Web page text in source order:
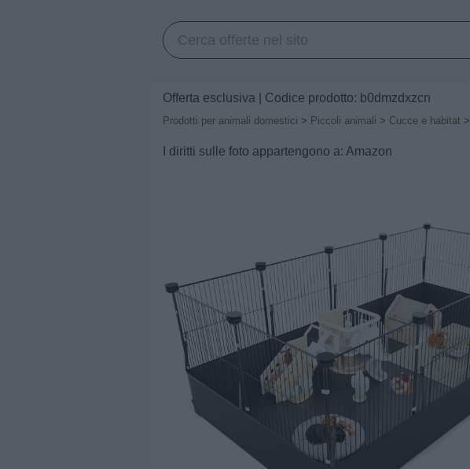
Offerta esclusiva | Codice prodotto: b0dmzdxzcn
Prodotti per animali domestici > Piccoli animali > Cucce e habitat >
I diritti sulle foto appartengono a: Amazon